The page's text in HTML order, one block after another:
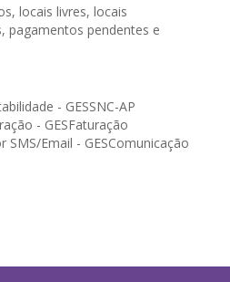
locais livres, locais
pagamentos pendentes e
- GESSNC-AP
- GESFaturação
SMS/Email - GESComunicação